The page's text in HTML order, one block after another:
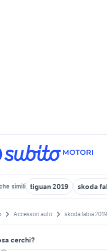
simili tiguan 2019 skoda
Accessori auto skoda fabia 2019
cerchi?